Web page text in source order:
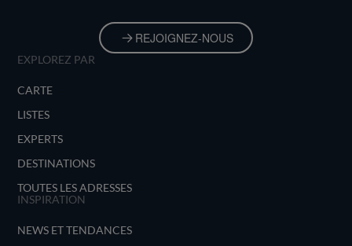
REJOIGNEZ-NOUS
EXPLOREZ PAR
CARTE
LISTES
EXPERTS
DESTINATIONS
TOUTES LES ADRESSES
INSPIRATION
NEWS ET TENDANCES